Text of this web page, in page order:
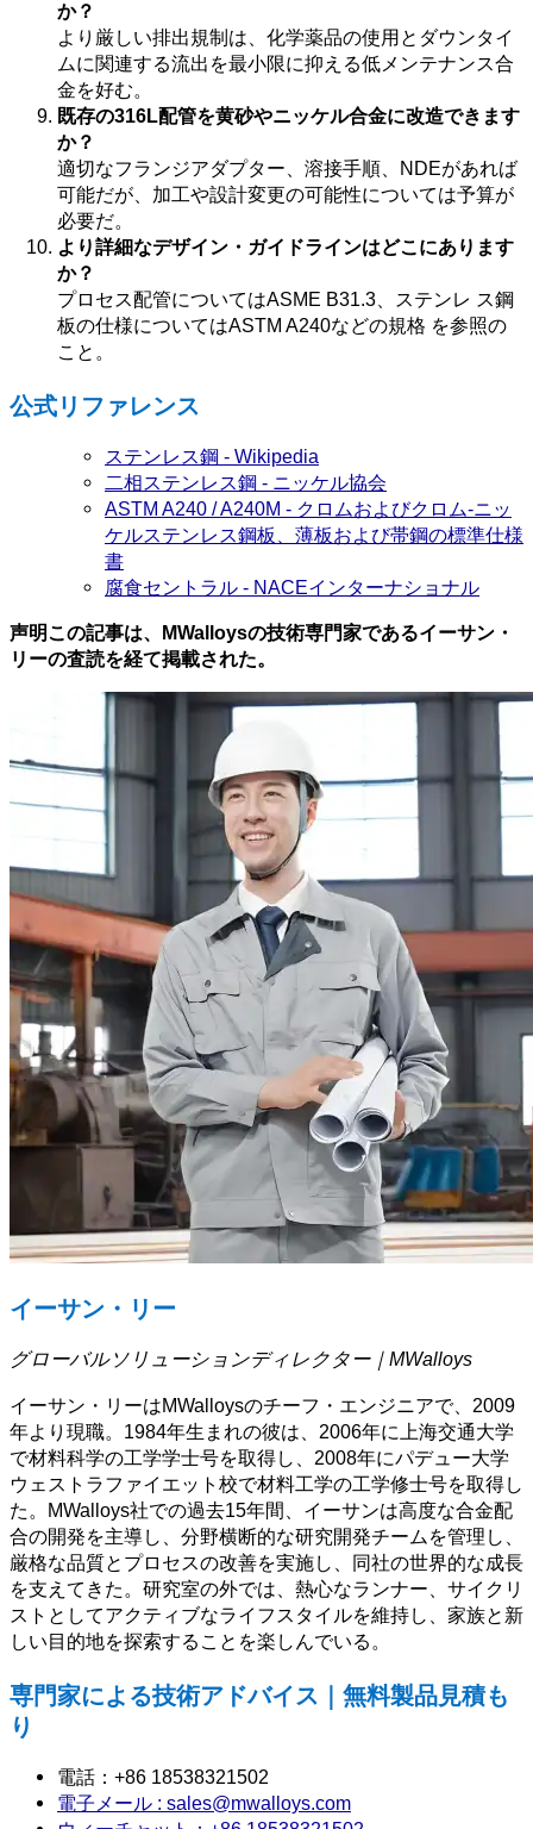
か？
より厳しい排出規制は、化学薬品の使用とダウンタイ
ムに関連する流出を最小限に抑える低メンテナンス合
金を好む。
既存の316L配管を黄砂やニッケル合金に改造できます
か？
適切なフランジアダプター、溶接手順、NDEがあれば
可能だが、加工や設計変更の可能性については予算が
必要だ。
より詳細なデザイン・ガイドラインはどこにあります
か？
プロセス配管についてはASME B31.3、ステンレ ス鋼
板の仕様についてはASTM A240などの規格 を参照の
こと。
公式リファレンス
ステンレス鋼 - Wikipedia
二相ステンレス鋼 - ニッケル協会
ASTM A240 / A240M - クロムおよびクロム-ニッ
ケルステンレス鋼板、薄板および帯鋼の標準仕様
書
腐食セントラル - NACEインターナショナル
声明この記事は、MWalloysの技術専門家であるイーサン・
リーの査読を経て掲載された。
イーサン・リー
グローバルソリューションディレクター｜MWalloys
イーサン・リーはMWalloysのチーフ・エンジニアで、2009
年より現職。1984年生まれの彼は、2006年に上海交通大学
で材料科学の工学学士号を取得し、2008年にパデュー大学
ウェストラファイエット校で材料工学の工学修士号を取得し
た。MWalloys社での過去15年間、イーサンは高度な合金配
合の開発を主導し、分野横断的な研究開発チームを管理し、
厳格な品質とプロセスの改善を実施し、同社の世界的な成長
を支えてきた。研究室の外では、熱心なランナー、サイクリ
ストとしてアクティブなライフスタイルを維持し、家族と新
しい目的地を探索することを楽しんでいる。
専門家による技術アドバイス｜無料製品見積も
り
電話：+86 18538321502
電子メール : sales@mwalloys.com